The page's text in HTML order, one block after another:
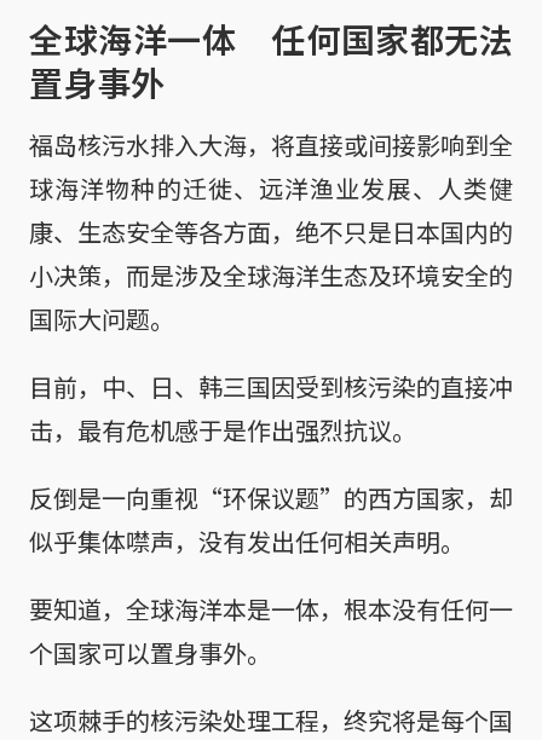
全球海洋一体 任何国家都无法
置身事外
福岛核污水排入大海，将直接或间接影响到全
球海洋物种的迁徙、远洋渔业发展、人类健
康、生态安全等各方面，绝不只是日本国内的
小决策，而是涉及全球海洋生态及环境安全的
国际大问题。
目前，中、日、韩三国因受到核污染的直接冲
击，最有危机感于是作出强烈抗议。
反倒是一向重视“环保议题”的西方国家，却
似乎集体噤声，没有发出任何相关声明。
要知道，全球海洋本是一体，根本没有任何一
个国家可以置身事外。
这项棘手的核污染处理工程，终究将是每个国